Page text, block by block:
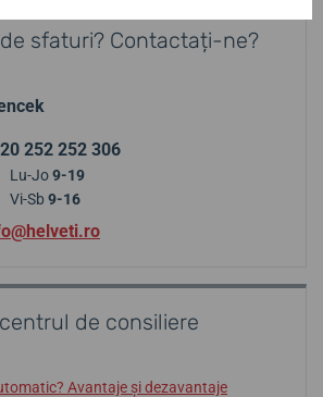
sfaturi? Contactați-ne?
252 252 306
Lu-Jo9-19
Vi-Sb 9-16
de consiliere
Avantaje și dezavantaje